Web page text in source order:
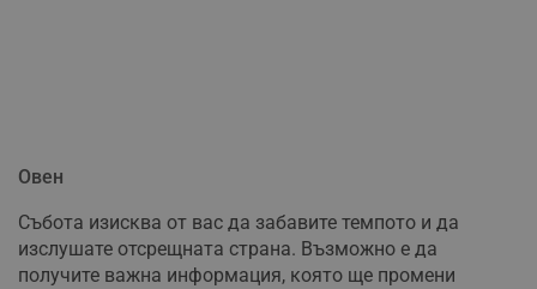
Овен
Събота изисква от вас да забавите темпото и да
изслушате отсрещната страна. Възможно е да
получите важна информация, която ще промени